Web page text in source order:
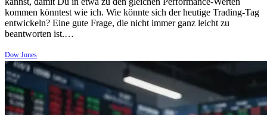
kommen könntest wie ich. Wie könnte sich der heutige Trading-Tag
entwickeln? Eine gute Frage, die nicht immer ganz leicht zu
beantworten ist.…
Dow Jones